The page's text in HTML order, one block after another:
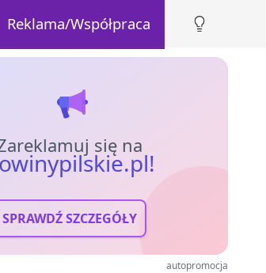
Reklama/Współpraca
się na
SPRAWDŹ SZCZEGÓŁY
autopromocja